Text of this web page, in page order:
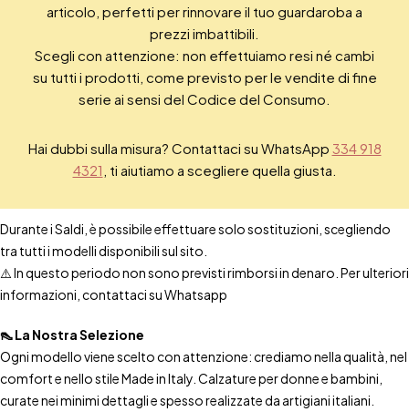
articolo, perfetti per rinnovare il tuo guardaroba a
prezzi imbattibili.
Scegli con attenzione: non effettuiamo resi né cambi
su tutti i prodotti, come previsto per le vendite di fine
serie ai sensi del Codice del Consumo.
Hai dubbi sulla misura? Contattaci su WhatsApp 334 918
4321 , ti aiutiamo a scegliere quella giusta.
Durante i Saldi, è possibile effettuare solo sostituzioni, scegliendo
tra tutti i modelli disponibili sul sito.
⚠️ In questo periodo non sono previsti rimborsi in denaro. Per ulteriori
informazioni, contattaci su Whatsapp
👠 La Nostra Selezione
Ogni modello viene scelto con attenzione: crediamo nella qualità, nel
comfort e nello stile Made in Italy. Calzature per donne e bambini,
curate nei minimi dettagli e spesso realizzate da artigiani italiani.